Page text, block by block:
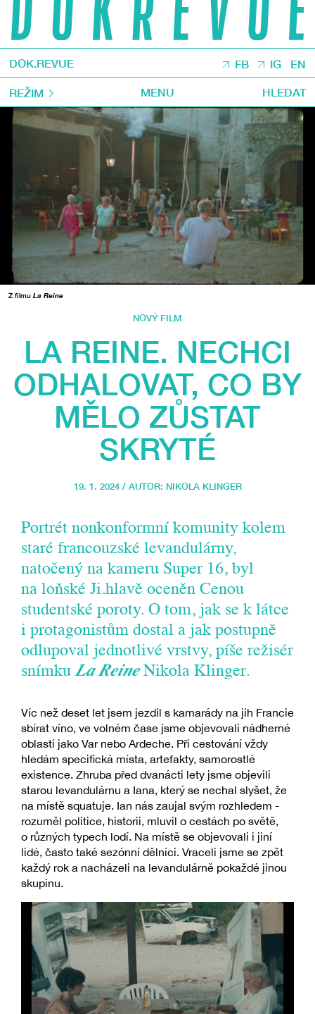
DOK.REVUE FB IG EN
REŽIM MENU HLEDAT
Z filmu La Reine
NOVÝ FILM
LA REINE. NECHCI
ODHALOVAT, CO BY
MĚLO ZŮSTAT
SKRYTÉ
19. 1. 2024 / AUTOR: NIKOLA KLINGER
Portrét nonkonformní komunity kolem
staré francouzské levandulárny,
natočený na kameru Super 16, byl
na loňské Ji.hlavě oceněn Cenou
studentské poroty. O tom, jak se k látce
i protagonistům dostal a jak postupně
odlupoval jednotlivé vrstvy, píše režisér
snímkuLa ReineNikola Klinger.
Víc než deset let jsem jezdil s kamarády na jih Francie
sbírat víno, ve volném čase jsme objevovali nádherné
oblasti jako Var nebo Ardeche. Při cestování vždy
hledám specifická místa, artefakty, samorostlé
existence. Zhruba před dvanácti lety jsme objevili
starou levandulárnu a Iana, který se nechal slyšet, že
na místě squatuje. Ian nás zaujal svým rozhledem -
rozuměl politice, historii, mluvil o cestách po světě,
o různých typech lodí. Na místě se objevovali i jiní
lidé, často také sezónní dělníci. Vraceli jsme se zpět
každý rok a nacházeli na levandulárně pokaždé jinou
skupinu.